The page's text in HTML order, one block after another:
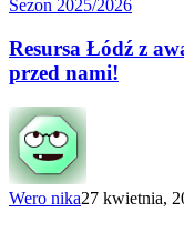
Resursa
z awansem
–
nowy
rozdział
przed nami!
Sezon 2025/2026
Resursa Łódź z
przed nami!
Wero nika27 kwietnia,